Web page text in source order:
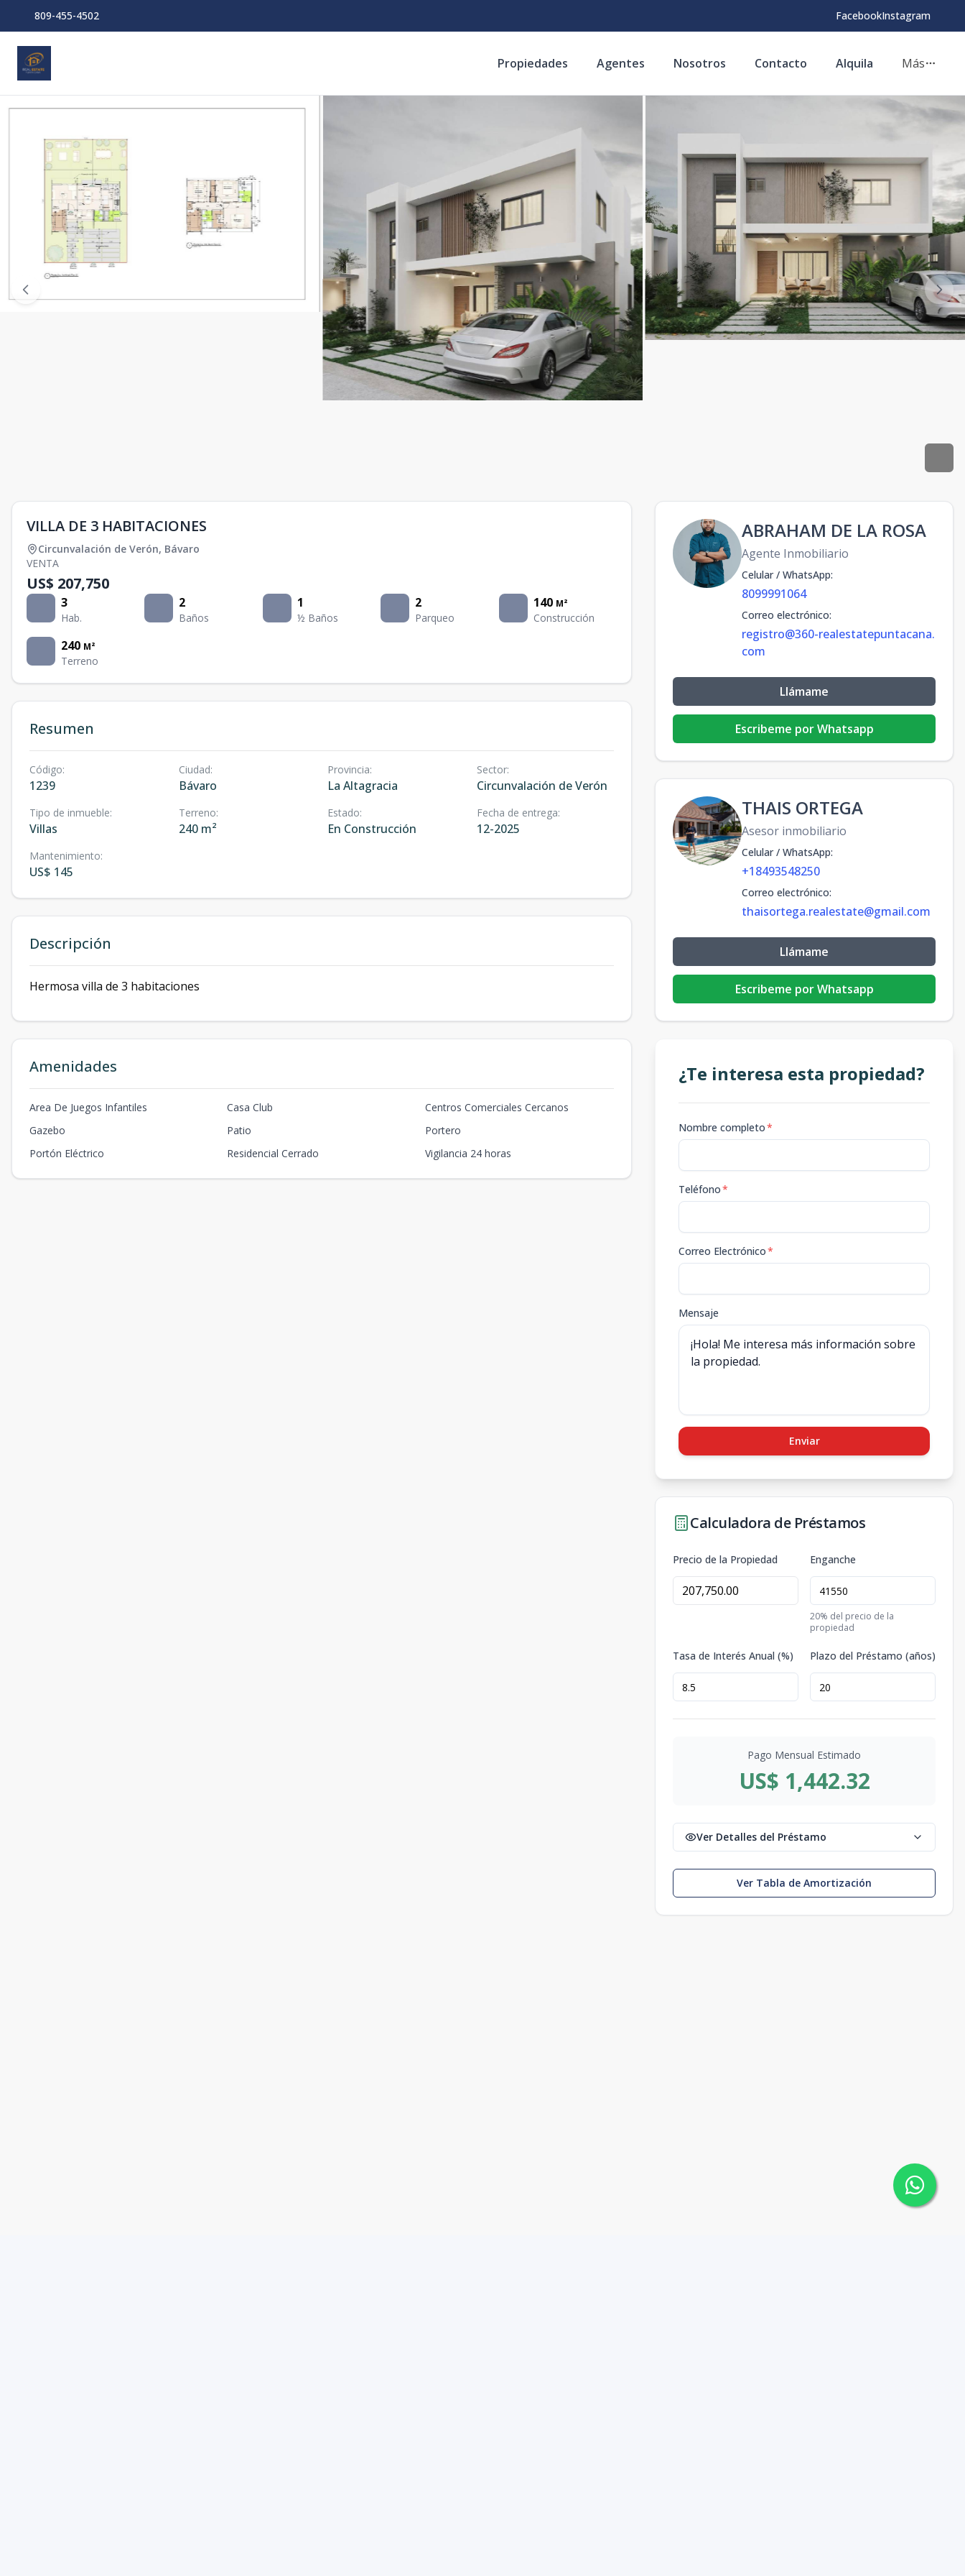
809-455-4502 FacebookInstagram
Propiedades Agentes Nosotros Contacto Alquila Más
VILLA DE 3 HABITACIONES
Circunvalación de Verón, Bávaro
VENTA
US$ 207,750
3
Hab.
2
Baños
1
½ Baños
2
Parqueo
140 M²
Construcción
240 M²
Terreno
Resumen
Código:
1239
Ciudad:
Bávaro
Provincia:
La Altagracia
Sector:
Circunvalación de Verón
Tipo de inmueble:
Villas
Terreno:
240 m²
Estado:
En Construcción
Fecha de entrega:
12-2025
Mantenimiento:
US$ 145
Descripción
Hermosa villa de 3 habitaciones
Amenidades
Area De Juegos Infantiles Casa Club
Centros Comerciales Cercanos
Gazebo
Patio
Portero
Portón Eléctrico
Residencial Cerrado Vigilancia 24 horas
ABRAHAM DE LA ROSA
Agente Inmobiliario
Celular / WhatsApp:
8099991064
Correo electrónico:
registro@360-realestatepuntacana.
com
Llámame
Escribeme por Whatsapp
THAIS ORTEGA
Asesor inmobiliario
Celular / WhatsApp:
+18493548250
Correo electrónico:
thaisortega.realestate@gmail.com
Llámame
Escribeme por Whatsapp
¿Te interesa esta propiedad?
Nombre completo*
Teléfono*
Correo Electrónico*
Mensaje
Enviar
Calculadora de Préstamos
Precio de la Propiedad Enganche
20% del precio de la
propiedad
Tasa de Interés Anual (%) Plazo del Préstamo (años)
Pago Mensual Estimado
US$ 1,442.32
Ver Detalles del Préstamo
Ver Tabla de Amortización